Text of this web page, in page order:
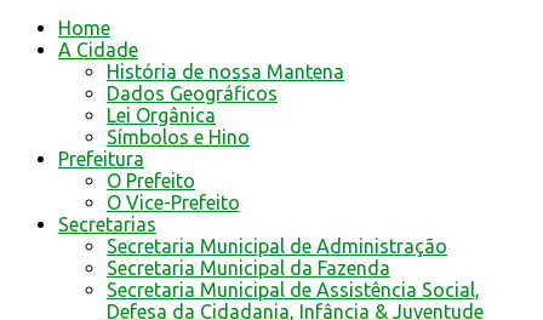
Home
A Cidade
História de nossa Mantena
Dados Geográficos
Lei Orgânica
Símbolos e Hino
Prefeitura
O Prefeito
O Vice-Prefeito
Secretarias
Secretaria Municipal de Administração
Secretaria Municipal da Fazenda
Secretaria Municipal de Assistência Social,
Defesa da Cidadania, Infância & Juventude